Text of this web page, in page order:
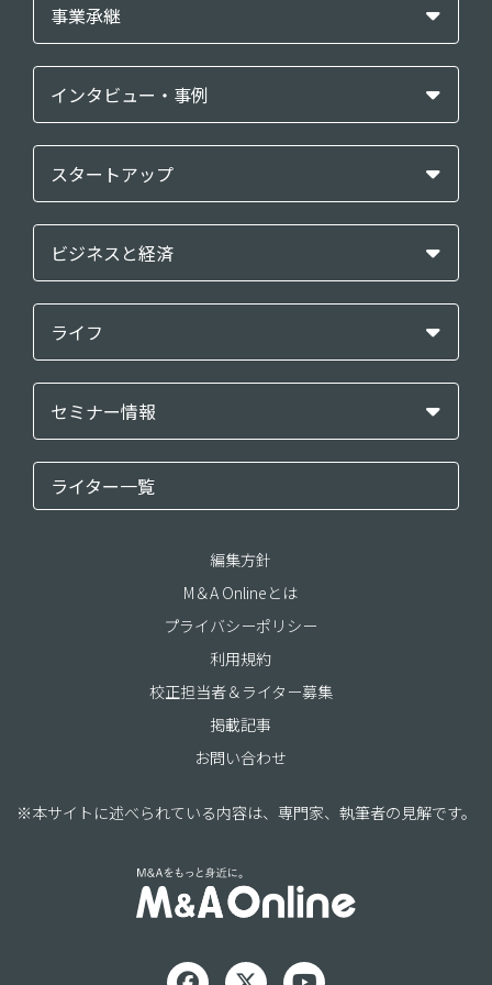
事業承継
インタビュー・事例
スタートアップ
ビジネスと経済
ライフ
セミナー情報
ライター一覧
編集方針
M＆A Onlineとは
プライバシーポリシー
利用規約
校正担当者＆ライター募集
掲載記事
お問い合わせ
※本サイトに述べられている内容は、専門家、執筆者の見解です。